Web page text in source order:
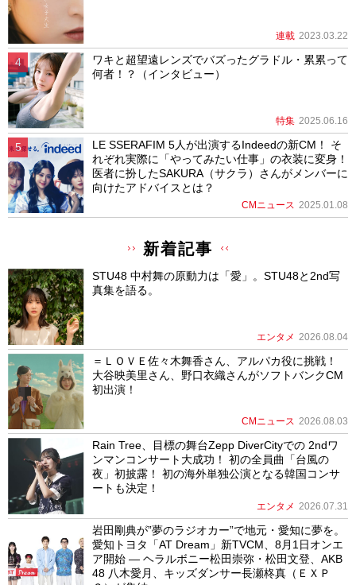
連載 2023.03.22
ワキと超望遠レンズでバズったグラドル・累累って
何者！？（インタビュー）
特集 2025.06.16
LE SSERAFIM 5人が出演するIndeedの新CM！ そ
れぞれ実際に「やってみたい仕事」の衣装に変身！
医者に扮したSAKURA（サクラ）さんがメンバーに
向けたアドバイスとは？
CMニュース 2025.01.08
新着記事
STU48 中村舞の原動力は「愛」。STU48と2nd写
真集を語る。
エンタメ 2026.08.04
＝ＬＯＶＥ佐々木舞香さん、アルパカ役に挑戦！
大谷映美里さん、野口衣織さんがソフトバンクCM
初出演！
CMニュース 2026.08.03
Rain Tree、目標の舞台Zepp DiverCityでの 2ndワ
ンマンコンサート大成功！ 初の全員曲「台風の
夜」初披露！ 初の海外単独公演となる韓国コンサ
ートも決定！
エンタメ 2026.07.31
岩田剛典が”夢のラジオカー”で地元・愛知に夢を。
愛知トヨタ「AT Dream」新TVCM、8月1日オンエ
ア開始 ― ヘラルボニー松田崇弥・松田文登、AKB
48 八木愛月、キッズダンサー長瀬柊真（ＥＸＰ